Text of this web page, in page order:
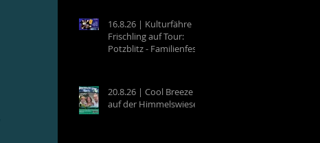
16.8.26 | Kulturfähre
Frischling auf Tour:
Potzblitz - Familienfest
20.8.26 | Cool Breeze
auf der Himmelswiese